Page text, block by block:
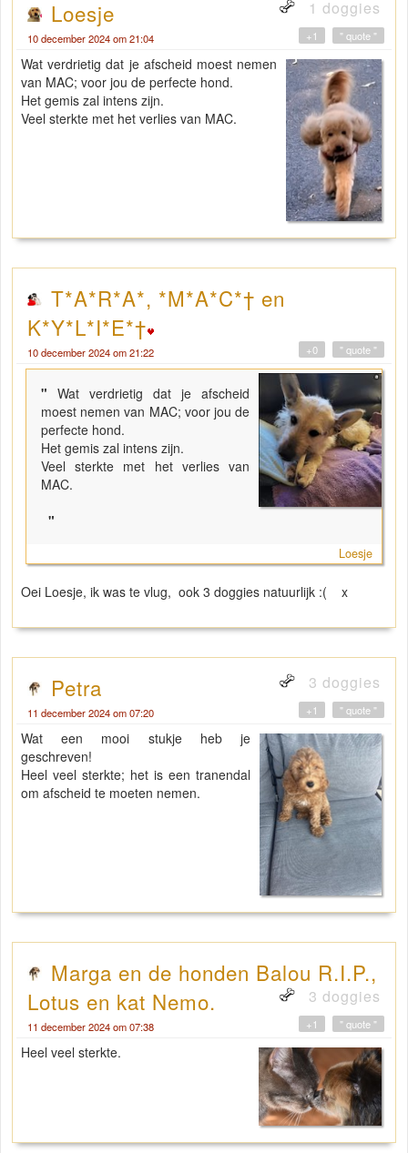
Loesje 1 doggies
10 december 2024 om 21:04 " quote "
+1
Wat verdrietig dat je afscheid moest nemen
van MAC; voor jou de perfecte hond.
Het gemis zal intens zijn.
Veel sterkte met het verlies van MAC.
T*A*R*A*, *M*A*C*† en
K*Y*L*I*E*†
10 december 2024 om 21:22 " quote "
+0
"Wat verdrietig dat je afscheid
moest nemen van MAC; voor jou de
perfecte hond.
Het gemis zal intens zijn.
Veel sterkte met het verlies van
MAC.
"
Loesje
Oei Loesje, ik was te vlug, ook 3 doggies natuurlijk :( x
Petra 3 doggies
11 december 2024 om 07:20 " quote "
+1
Wat een mooi stukje heb je
geschreven!
Heel veel sterkte; het is een tranendal
om afscheid te moeten nemen.
Marga en de honden Balou R.I.P.,
Lotus en kat Nemo.
3 doggies
11 december 2024 om 07:38 " quote "
+1
Heel veel sterkte.